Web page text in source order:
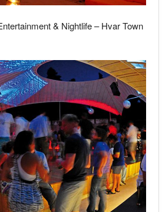
& Nightlife – Hvar Town